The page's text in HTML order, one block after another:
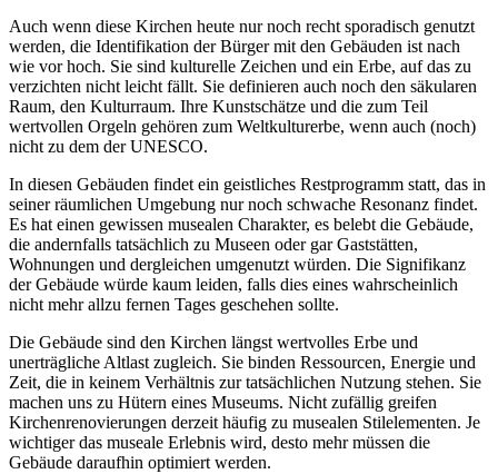
Auch wenn diese Kirchen heute nur noch recht sporadisch genutzt
werden, die Identifikation der Bürger mit den Gebäuden ist nach
wie vor hoch. Sie sind kulturelle Zeichen und ein Erbe, auf das zu
verzichten nicht leicht fällt. Sie definieren auch noch den säkularen
Raum, den Kulturraum. Ihre Kunstschätze und die zum Teil
wertvollen Orgeln gehören zum Weltkulturerbe, wenn auch (noch)
nicht zu dem der UNESCO.
In diesen Gebäuden findet ein geistliches Restprogramm statt, das in
seiner räumlichen Umgebung nur noch schwache Resonanz findet.
Es hat einen gewissen musealen Charakter, es belebt die Gebäude,
die andernfalls tatsächlich zu Museen oder gar Gaststätten,
Wohnungen und dergleichen umgenutzt würden. Die Signifikanz
der Gebäude würde kaum leiden, falls dies eines wahrscheinlich
nicht mehr allzu fernen Tages geschehen sollte.
Die Gebäude sind den Kirchen längst wertvolles Erbe und
unerträgliche Altlast zugleich. Sie binden Ressourcen, Energie und
Zeit, die in keinem Verhältnis zur tatsächlichen Nutzung stehen. Sie
machen uns zu Hütern eines Museums. Nicht zufällig greifen
Kirchenrenovierungen derzeit häufig zu musealen Stilelementen. Je
wichtiger das museale Erlebnis wird, desto mehr müssen die
Gebäude daraufhin optimiert werden.